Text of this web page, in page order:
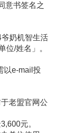
书签名之
机智生活
位/姓名」。
e-mail投
老盟官网公
元。